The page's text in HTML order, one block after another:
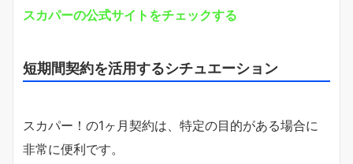
スカパーの公式サイトをチェックする
短期間契約を活用するシチュエーション
スカパー！の1ヶ月契約は、特定の目的がある場合に
非常に便利です。